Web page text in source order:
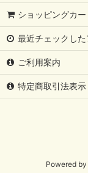
ショッピングカー
最近チェックした
ご利用案内
特定商取引法表示
Powered by